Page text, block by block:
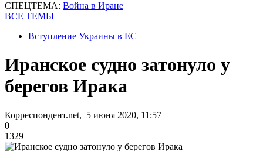
СПЕЦТЕМА: Война в Иране
ВСЕ ТЕМЫ
Вступление Украины в ЕС
Иранское судно затонуло у
берегов Ирака
Корреспондент.net, 5 июня 2020, 11:57
0
1329